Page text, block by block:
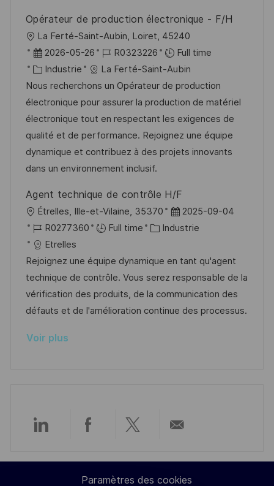
h
a
g
e
p
o
s
t
e
Opérateur de production électronique - F/H
o
c
a
l
i
s
a
t
o
n
La Ferté-Saint-Aubin, Loiret, 45240
D
a
t
e
d
’
a
f
i
c
h
a
g
e
2026-05-26
R
é
f
é
r
e
n
c
d
u
p
s
t
e
R0323226
Full time
C
a
t
é
g
o
r
e
Industrie
La Ferté-Saint-Aubin
Nous recherchons un Opérateur de production
électronique pour assurer la production de matériel
électronique tout en respectant les exigences de
qualité et de performance. Rejoignez une équipe
dynamique et contribuez à des projets innovants
dans un environnement inclusif.
Agent technique de contrôle H/F
o
c
a
l
i
s
t
Étrelles, Ille-et-Vilaine, 35370
D
a
e
d
’
a
g
2025-09-04
R
é
f
é
r
e
c
o
t
R0277360 Full time
C
t
é
g
o
Industrie
Etrelles
Rejoignez une équipe dynamique en tant qu'agent
technique de contrôle. Vous serez responsable de la
vérification des produits, de la communication des
défauts et de l'amélioration continue des processus.
Voir plus
Partager
via
Partager
via
Partager
via
par
Paramètres des cookies